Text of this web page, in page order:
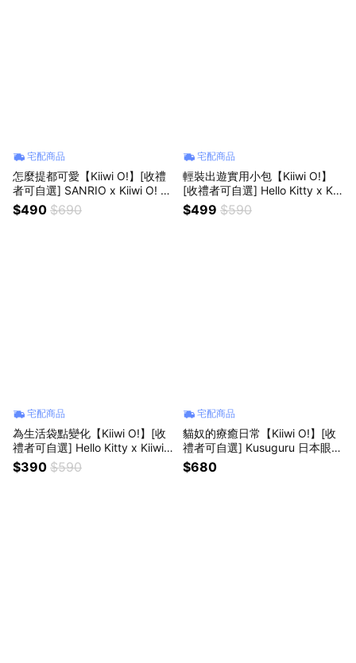
宅配商品
怎麼提都可愛【Kiiwi O!】[收禮
者可自選] SANRIO x Kiiwi O! 聯
名款．針織多變手腕包 (共4款可
選) 提袋 購物袋 外出 出遊 購物
$490 $690
宅配商品
輕裝出遊實用小包【Kiiwi O!】
[收禮者可自選] Hello Kitty x Kii
wi O! 聯名款．雙層輕便斜背包
(共3色可選) 三麗鷗 斜背包 出遊
$499 $590
宅配商品
為生活袋點變化【Kiiwi O!】[收
禮者可自選] Hello Kitty x Kiiwi
O! 聯名款．變裝系列雙面棉麻手
袋 (共8款可選) 三麗鷗 出遊購物
$390 $590
宅配商品
貓奴的療癒日常【Kiiwi O!】[收
禮者可自選] Kusuguru 日本眼鏡
貓．刺繡貓咪月亮包 (共4款可
選) 斜背包 側背包 出遊 購物 逛
$680